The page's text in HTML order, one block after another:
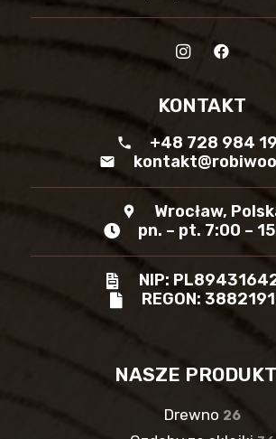
KONTAKT
phone +48 728 984
mail
location_pin
Wrocław,
pn. – pt. 7:00 –
NIP:
REGON:
NASZE
Drewno 26